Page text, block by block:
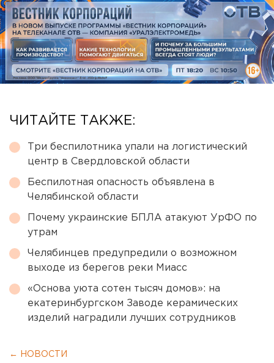
ЧИТАЙТЕ ТАКЖЕ:
Три беспилотника упали на логистический
центр в Свердловской области
Беспилотная опасность объявлена в
Челябинской области
Почему украинские БПЛА атакуют УрФО по
утрам
Челябинцев предупредили о возможном
выходе из берегов реки Миасс
«Основа уюта сотен тысяч домов»: на
екатеринбургском Заводе керамических
изделий наградили лучших сотрудников
← НОВОСТИ